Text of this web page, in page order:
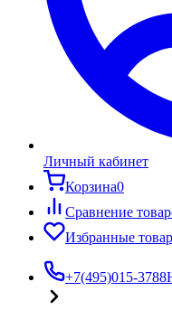
Личный кабинет
Корзина0
Сравнение
Избранные
+7(495)015-3788